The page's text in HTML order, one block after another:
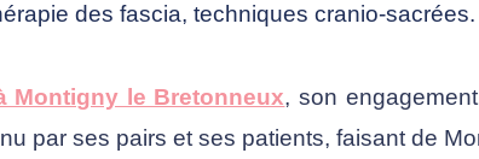
des fascia, techniques cranio-sacrées.
Montigny le Bretonneux, son
par ses pairs et ses patients, faisant de